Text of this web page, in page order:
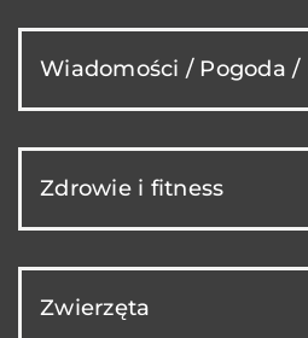
Wiadomości / Pogoda
Zdrowie i fitness
Zwierzęta